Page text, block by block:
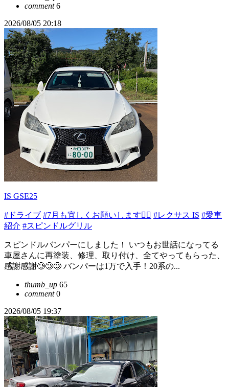
comment6
2026/08/05 20:18
IS GSE25
#ドライブ #7月も宜しくお願いします🙇‍♂️ #レクサス IS #愛車
紹介 #スピンドルグリル
スピンドルバンパーにしました！ いつもお世話になってる
車屋さんに再塗装、修理、取り付け、全てやってもらった、
感謝感謝🥲🥲🥲 バンパーは1万で入手！20系の...
thumb_up 65
comment0
2026/08/05 19:37